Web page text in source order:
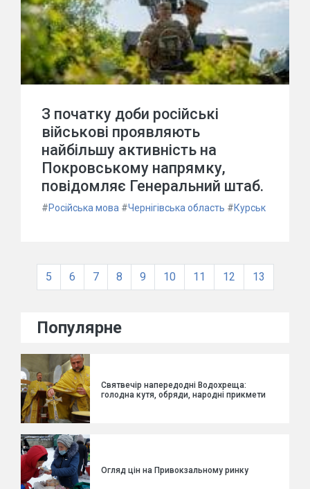
З початку доби російські
військові проявляють
найбільшу активність на
Покровському напрямку,
повідомляє Генеральний штаб.
#Російська мова #Чернігівська область #Курськ
5 6 7 8 9 10 11 12 13
Популярне
Святвечір напередодні Водохреща:
голодна кутя, обряди, народні прикмети
Огляд цін на Привокзальному ринку